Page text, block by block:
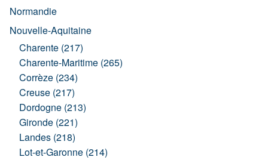
Normandie
Nouvelle-Aquitaine
Charente (217)
Charente-Maritime (265)
Corrèze (234)
Creuse (217)
Dordogne (213)
Gironde (221)
Landes (218)
Lot-et-Garonne (214)